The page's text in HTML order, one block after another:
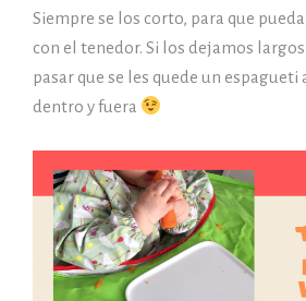
Siempre se los corto, para que
con el tenedor. Si los dejamos
pasar que se les quede un espagueti
dentro y fuera